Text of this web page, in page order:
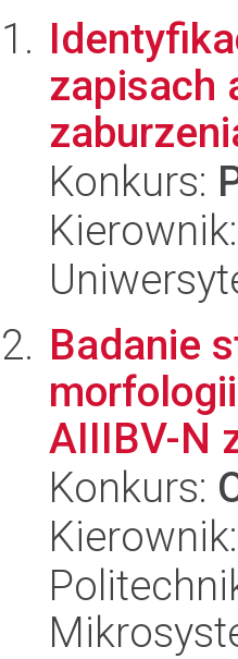
zapisach
Konkurs:
Badanie
AIIIBV-N
Konkurs: